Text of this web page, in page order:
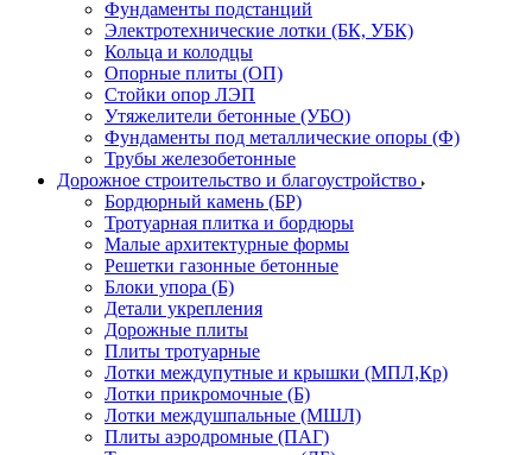
Фундаменты подстанций
Электротехнические лотки (БК, УБК)
Кольца и колодцы
Опорные плиты (ОП)
Стойки опор ЛЭП
Утяжелители бетонные (УБО)
Фундаменты под металлические опоры (Ф)
Трубы железобетонные
Дорожное строительство и благоустройство
Бордюрный камень (БР)
Тротуарная плитка и бордюры
Малые архитектурные формы
Решетки газонные бетонные
Блоки упора (Б)
Детали укрепления
Дорожные плиты
Плиты тротуарные
Лотки междупутные и крышки (МПЛ,Кр)
Лотки прикромочные (Б)
Лотки междушпальные (МШЛ)
Плиты аэродромные (ПАГ)